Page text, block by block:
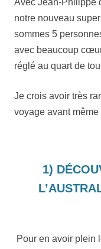
Avec Jean-Philippe
notre nouveau
sommes 5
avec beaucoup
réglé au quart de
Je crois avoir très
voyage avant même
1)
Pour en avoir plein